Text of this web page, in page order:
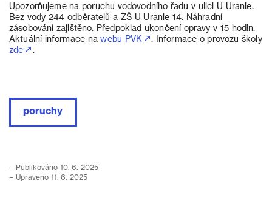
Upozorňujeme na poruchu vodovodního řadu v ulici U Uranie.
Bez vody 244 odběratelů a ZŠ U Uranie 14. Náhradní
zásobování zajištěno. Předpoklad ukončení opravy v 15 hodin.
Aktuální informace nawebu PVK
. Informace o provozu školy
zde
.
poruchy
– Publikováno 10. 6. 2025
– Upraveno 11. 6. 2025